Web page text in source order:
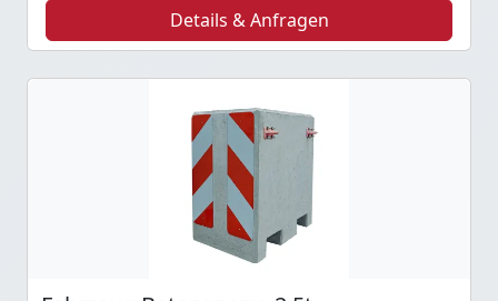
Details & Anfragen